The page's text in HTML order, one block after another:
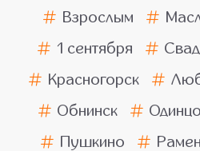
Взрослым
1 сентября
Красногорск
Обнинск
Пушкино